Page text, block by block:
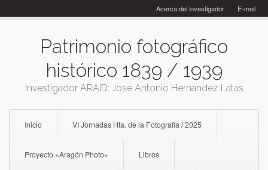
to
E-mail
Acerca del investigador
Patrimonio fotográfico
histórico 1839 / 1939
Investigador ARAID: José Antonio Hernández Latas
Inicio VI Jornadas Hta. de la Fotografía / 2025
Proyecto «Aragón Photo» Libros